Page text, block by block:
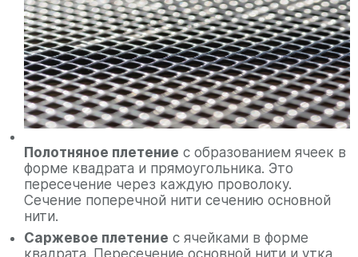
Полотняное плетение с образованием ячеек в
форме квадрата и прямоугольника. Это
пересечение через каждую проволоку.
Сечение поперечной нити сечению основной
нити.
Саржевое плетение с ячейками в форме
квадрата. Пересечение основной нити и утка